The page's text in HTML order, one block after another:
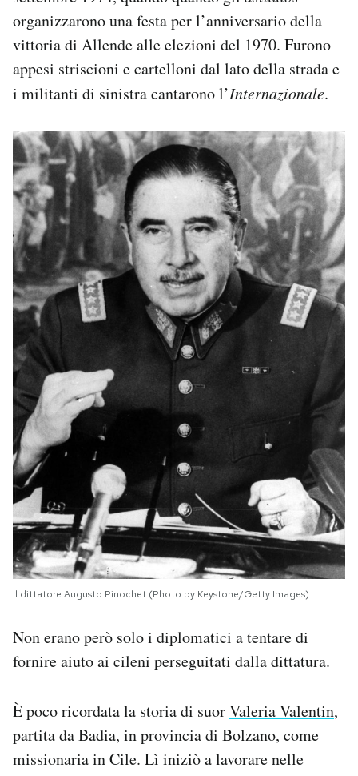
organizzarono una festa per l’anniversario della
vittoria di Allende alle elezioni del 1970. Furono
appesi striscioni e cartelloni dal lato della strada e
i militanti di sinistra cantarono l’Internazionale.
Il dittatore Augusto Pinochet (Photo by Keystone/Getty Images)
Non erano però solo i diplomatici a tentare di
fornire aiuto ai cileni perseguitati dalla dittatura.
È poco ricordata la storia di suorValeria Valentin,
partita da Badia, in provincia di Bolzano, come
missionaria in Cile. Lì iniziò a lavorare nelle